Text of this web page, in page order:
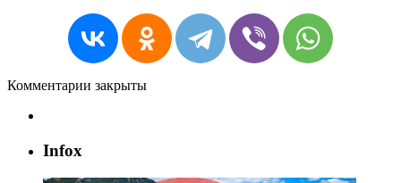
Комментарии закрыты
Infox